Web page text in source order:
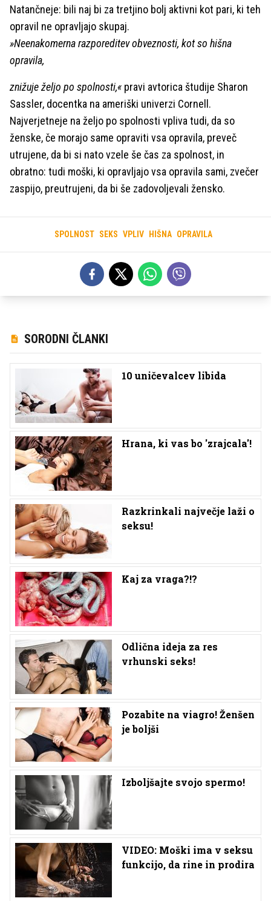
Natančneje: bili naj bi za tretjino bolj aktivni kot pari, ki teh
opravil ne opravljajo skupaj.
»Neenakomerna razporeditev obveznosti, kot so hišna
opravila,
znižuje željo po spolnosti,« pravi avtorica študije Sharon
Sassler, docentka na ameriški univerzi Cornell.
Najverjetneje na željo po spolnosti vpliva tudi, da so
ženske, če morajo same opraviti vsa opravila, preveč
utrujene, da bi si nato vzele še čas za spolnost, in
obratno: tudi moški, ki opravljajo vsa opravila sami, zvečer
zaspijo, preutrujeni, da bi še zadovoljevali žensko.
SPOLNOST SEKS VPLIV HIŠNA OPRAVILA
SORODNI ČLANKI
10 uničevalcev libida
Hrana, ki vas bo 'zrajcala'!
Razkrinkali največje laži o
seksu!
Kaj za vraga?!?
Odlična ideja za res
vrhunski seks!
Pozabite na viagro! Ženšen
je boljši
Izboljšajte svojo spermo!
VIDEO: Moški ima v seksu
funkcijo, da rine in prodira